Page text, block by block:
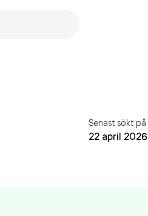
Senast sökt på
22 april 2026